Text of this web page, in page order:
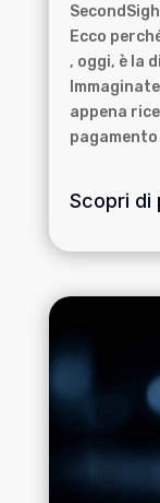
Ecco
, oggi, è la
appena
Scopri di